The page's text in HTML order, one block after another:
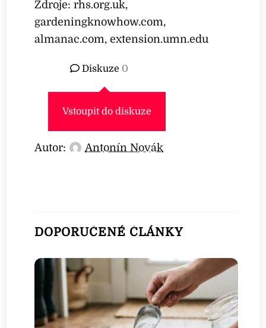
Zdroje: rhs.org.uk,
gardeningknowhow.com,
almanac.com, extension.umn.edu
Diskuze 0
Vstoupit do diskuze
Autor: Antonín Novák
DOPORUČENÉ ČLÁNKY